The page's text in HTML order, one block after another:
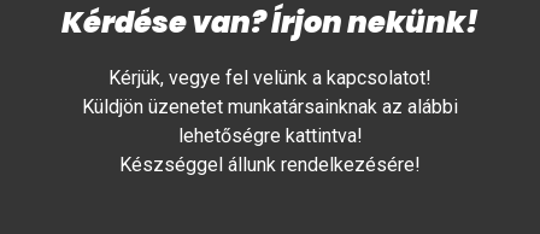
Kérdése van? Írjon nekünk!
Kérjük, vegye fel velünk a kapcsolatot!
Küldjön üzenetet munkatársainknak az alábbi
lehetőségre kattintva!
Készséggel állunk rendelkezésére!